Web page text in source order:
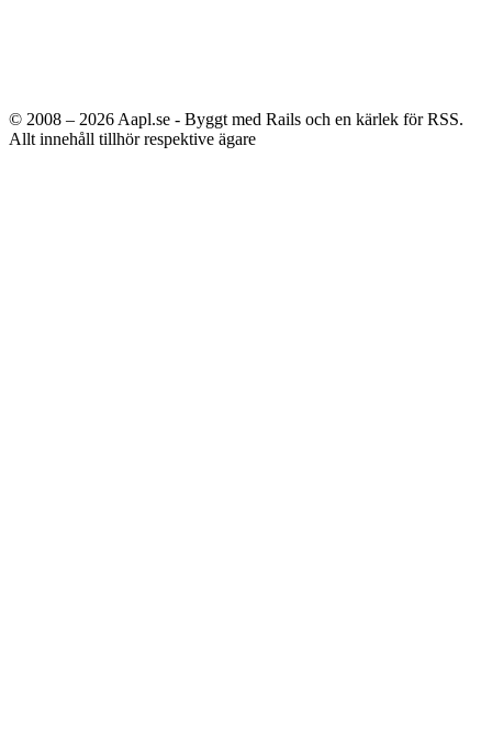
© 2008 – 2026 Aapl.se - Byggt med Rails och en kärlek för RSS.
Allt innehåll tillhör respektive ägare